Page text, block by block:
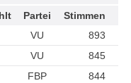
Partei
Stimmen
VU
893
VU
845
FBP
844